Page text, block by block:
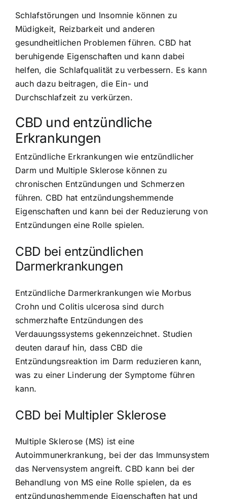
Schlafstörungen und Insomnie können zu
Müdigkeit, Reizbarkeit und anderen
gesundheitlichen Problemen führen. CBD hat
beruhigende Eigenschaften und kann dabei
helfen, die Schlafqualität zu verbessern. Es kann
auch dazu beitragen, die Ein- und
Durchschlafzeit zu verkürzen.
CBD und entzündliche
Erkrankungen
Entzündliche Erkrankungen wie entzündlicher
Darm und Multiple Sklerose können zu
chronischen Entzündungen und Schmerzen
führen. CBD hat entzündungshemmende
Eigenschaften und kann bei der Reduzierung von
Entzündungen eine Rolle spielen.
CBD bei entzündlichen
Darmerkrankungen
Entzündliche Darmerkrankungen wie Morbus
Crohn und Colitis ulcerosa sind durch
schmerzhafte Entzündungen des
Verdauungssystems gekennzeichnet. Studien
deuten darauf hin, dass CBD die
Entzündungsreaktion im Darm reduzieren kann,
was zu einer Linderung der Symptome führen
kann.
CBD bei Multipler Sklerose
Multiple Sklerose (MS) ist eine
Autoimmunerkrankung, bei der das Immunsystem
das Nervensystem angreift. CBD kann bei der
Behandlung von MS eine Rolle spielen, da es
entzündungshemmende Eigenschaften hat und